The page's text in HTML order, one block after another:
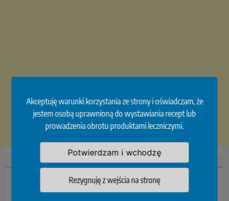
Akceptuję warunki korzystania ze strony i oświadczam, że
jestem osobą uprawnioną do wystawiania recept lub
prowadzenia obrotu produktami leczniczymi.
Potwierdzam i wchodzę
Rezygnuję z wejścia na stronę